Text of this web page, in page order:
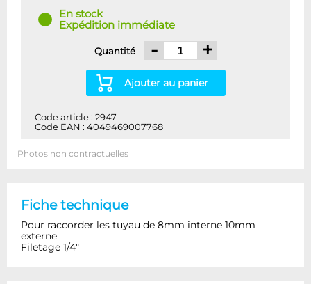
En stock
Expédition immédiate
Quantité - +
Ajouter au panier
Code article : 2947
Code EAN : 4049469007768
Photos non contractuelles
Fiche technique
Pour raccorder les tuyau de 8mm interne 10mm
externe
Filetage 1/4"